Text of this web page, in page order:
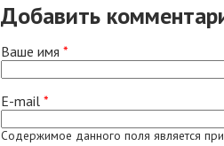
Добавить
Ваше имя *
E-mail *
Содержимое данного поля является